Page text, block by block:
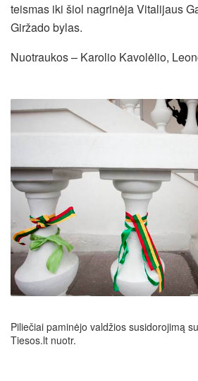
teismas iki šiol nagrinėja Vitalijaus
Giržado bylas.
Nuotraukos – Karolio Kavolėlio,
Piliečiai paminėjo valdžios susidorojimą
Tiesos.lt nuotr.